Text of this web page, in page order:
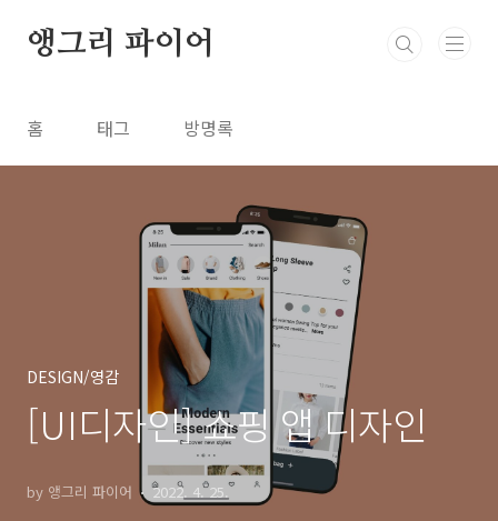
앵그리 파이어
홈 태그 방명록
DESIGN/영감
[UI디자인] 쇼핑 앱 디자인
by 앵그리 파이어 2022. 4. 25.